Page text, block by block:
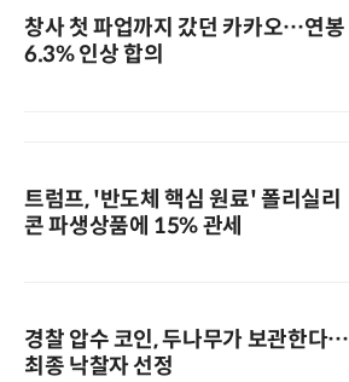
창사 첫 파업까지 갔던 카카오…연봉
6.3% 인상 합의
트럼프, '반도체 핵심 원료' 폴리실리
콘 파생상품에 15% 관세
경찰 압수 코인, 두나무가 보관한다…
최종 낙찰자 선정